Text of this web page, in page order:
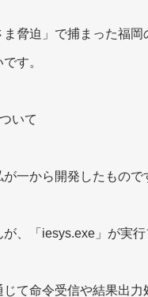
脅迫」で捕まった福
す。
いて
一から開発したもので
、「iesys.exe」が実行
じて命令受信や結果出力